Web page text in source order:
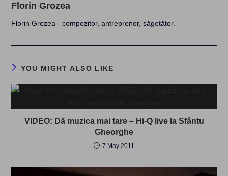
Florin Grozea
Florin Grozea - compozitor, antreprenor, săgetător.
YOU MIGHT ALSO LIKE
VIDEO: Dă muzica mai tare – Hi-Q live la Sfântu
Gheorghe
7 May 2011